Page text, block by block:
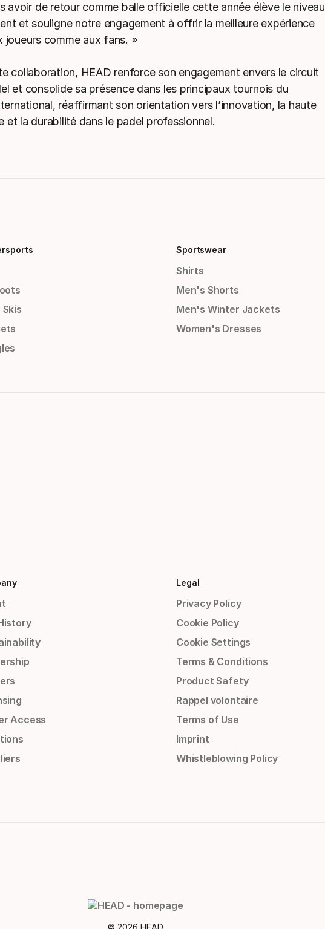
avoir de retour comme balle officielle cette année élève le niveau
et souligne notre engagement à offrir la meilleure expérience
joueurs comme aux fans. »
collaboration, HEAD renforce son engagement envers le circuit
et consolide sa présence dans les principaux tournois du
réaffirmant son orientation vers l’innovation, la haute
et la durabilité dans le padel professionnel.
Skis
Sportswear
Shirts
Men's Shorts
Men's Winter Jackets
Women's Dresses
Access
Legal
Privacy Policy
Cookie Policy
Cookie Settings
Terms & Conditions
Product Safety
Rappel volontaire
Terms of Use
Imprint
Whistleblowing Policy
© 2026 HEAD